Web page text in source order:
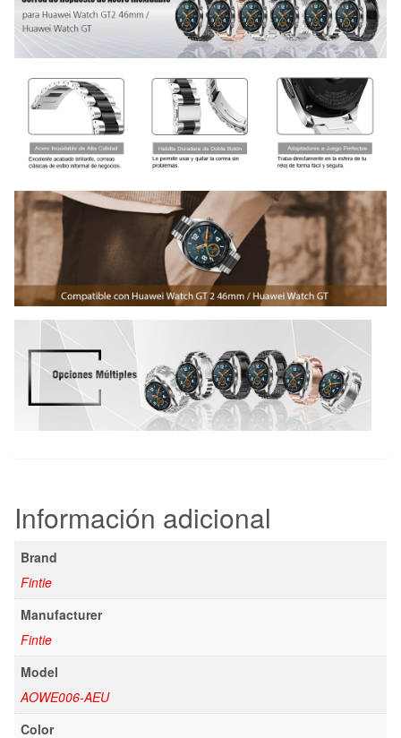
Información adicional
Brand
Fintie
Manufacturer
Fintie
Model
AOWE006-AEU
Color